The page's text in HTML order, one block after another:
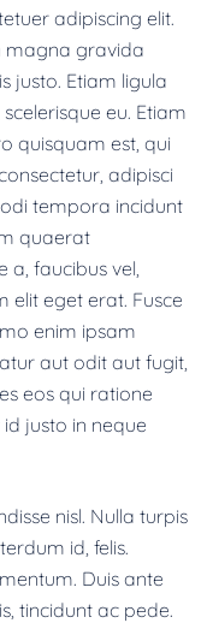
adipiscing elit.
magna gravida
justo. Etiam ligula
eu. Etiam
quisquam est, qui
adipisci
tempora incidunt
quaerat
a, faucibus vel,
elit eget erat. Fusce
enim ipsam
aut odit aut fugit,
eos qui ratione
justo in neque
nisl. Nulla turpis
id, felis.
Duis ante
tincidunt ac pede.